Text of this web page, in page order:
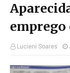
emprego
Lucieni Soares